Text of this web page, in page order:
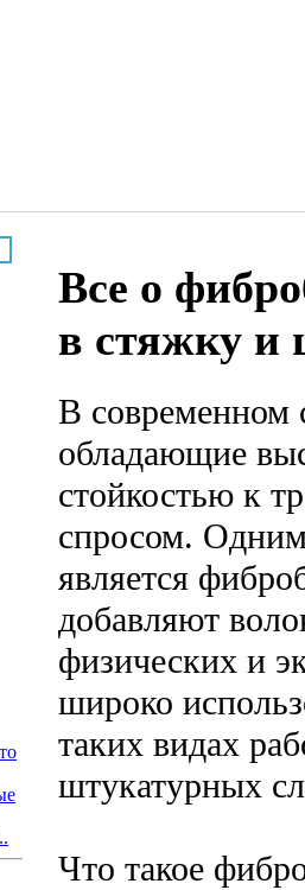
Все о
в стяжку и
В современном
обладающие
стойкостью к
спросом.
является
добавляют
физических и
широко
таких видах
штукатурных
Что такое